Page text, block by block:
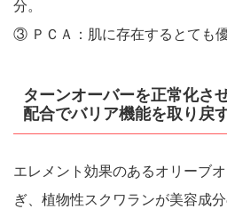
分。
③ ＰＣＡ：肌に存在するとても
ターンオーバーを正常化さ
配合でバリア機能を取り戻
エレメント効果のあるオリーブ
ぎ、植物性スクワランが美容成